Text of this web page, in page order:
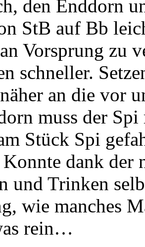
den Enddorn
StB auf Bb
Vorsprung zu
schneller.
an die vor
muss der
Stück Spi
dank der
und Trinken
wie manches
rein…